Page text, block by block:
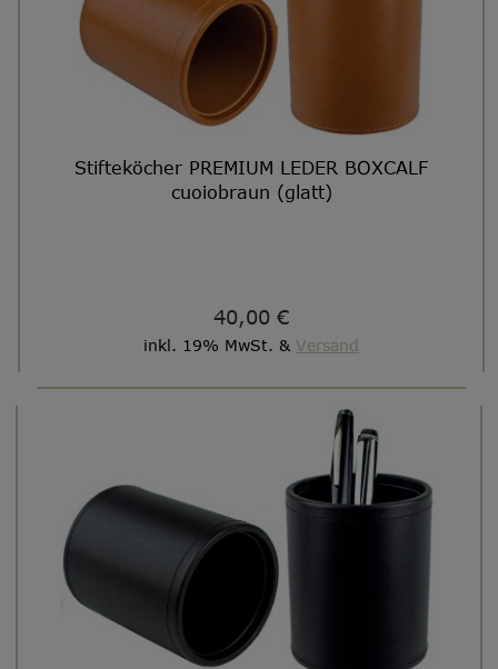
Stifteköcher PREMIUM LEDER BOXCALF
cuoiobraun (glatt)
40,00 €
inkl. 19% MwSt. & Versand